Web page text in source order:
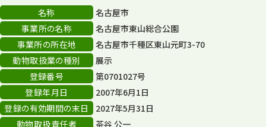
名称
名古屋市
事業所の名称
名古屋市東山総合公園
事業所の所在地
名古屋市千種区東山元町3-70
動物取扱業の種別
展示
登録番号
第0701027号
登録年月日
2007年6月1日
登録の有効期間の末日
2027年5月31日
動物取扱責任者
茶谷 公一